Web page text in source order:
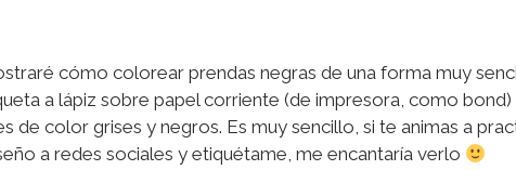
cómo colorear prendas negras de una forma muy
a lápiz sobre papel corriente (de impresora, como bond)
de color grises y negros. Es muy sencillo, si te animas a
a redes sociales y etiquétame, me encantaría verlo